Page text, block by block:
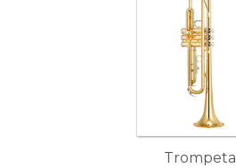
Trompeta